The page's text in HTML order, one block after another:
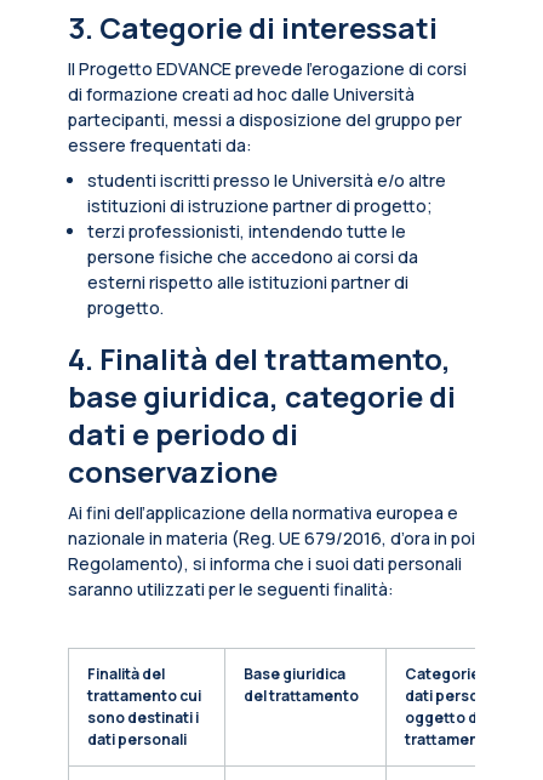
3. Categorie di interessati
Il Progetto EDVANCE prevede l’erogazione di corsi
di formazione creati ad hoc dalle Università
partecipanti, messi a disposizione del gruppo per
essere frequentati da:
studenti iscritti presso le Università e/o altre
istituzioni di istruzione partner di progetto;
terzi professionisti, intendendo tutte le
persone fisiche che accedono ai corsi da
esterni rispetto alle istituzioni partner di
progetto.
4. Finalità del trattamento,
base giuridica, categorie di
dati e periodo di
conservazione
Ai fini dell’applicazione della normativa europea e
nazionale in materia (Reg. UE 679/2016, d’ora in poi
Regolamento), si informa che i suoi dati personali
saranno utilizzati per le seguenti finalità:
Finalità del
trattamento cui
sono destinati i
dati personali
Base giuridica
del trattamento
Categorie di
dati personali
oggetto di
trattamento